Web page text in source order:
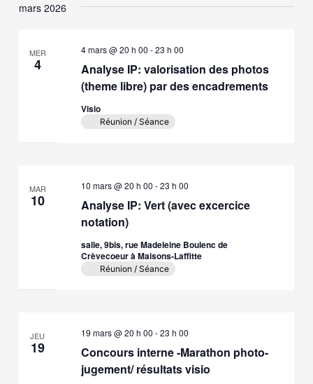
mars 2026
MER
4
Analyse IP: valorisation des photos
(theme libre) par des encadrements
4 mars @ 20 h 00 -23 h 00
Visio
Réunion / Séance
MAR
10
Analyse IP: Vert (avec excercice
notation)
10 mars @ 20 h 00 -23 h 00
salle, 9bis, rue Madeleine Boulenc de
Crèvecoeur à Maisons-Laffitte
Réunion / Séance
JEU
19
Concours interne -Marathon photo-
jugement/ résultats visio
19 mars @ 20 h 00 -23 h 00